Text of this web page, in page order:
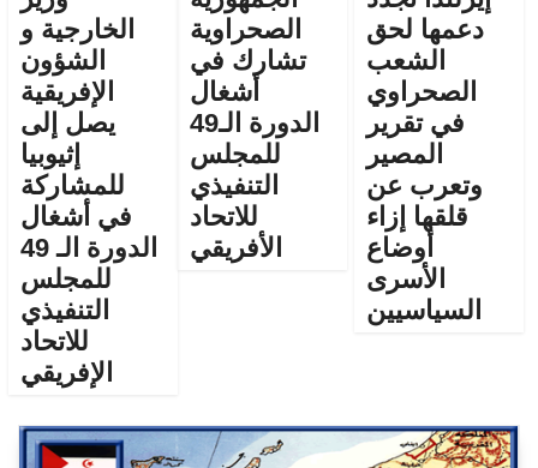
دعمها لحق
الشعب
الصحراوي
في تقرير
المصير
وتعرب عن
قلقها إزاء
أوضاع
الأسرى
السياسيين
الصحراوية
تشارك في
أشغال
الدورة الـ49
للمجلس
التنفيذي
للاتحاد
الأفريقي
الخارجية و
الشؤون
الإفريقية
يصل إلى
إثيوبيا
للمشاركة
في أشغال
الدورة الـ 49
للمجلس
التنفيذي
للاتحاد
الإفريقي